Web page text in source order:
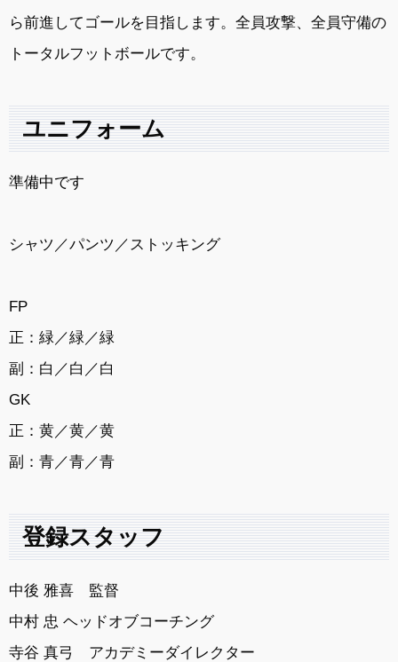
ら前進してゴールを目指します。全員攻撃、全員守備の
トータルフットボールです。
ユニフォーム
準備中です
シャツ／パンツ／ストッキング
FP
正：緑／緑／緑
副：白／白／白
GK
正：黄／黄／黄
副：青／青／青
登録スタッフ
中後 雅喜 監督
中村 忠 ヘッドオブコーチング
寺谷 真弓 アカデミーダイレクター